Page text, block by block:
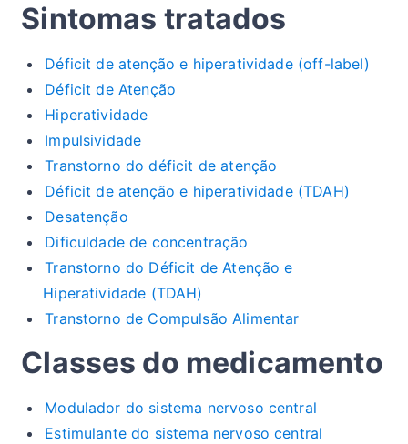
Sintomas tratados
Déficit de atenção e hiperatividade (off-label)
Déficit de Atenção
Hiperatividade
Impulsividade
Transtorno do déficit de atenção
Déficit de atenção e hiperatividade (TDAH)
Desatenção
Dificuldade de concentração
Transtorno do Déficit de Atenção e
Hiperatividade (TDAH)
Transtorno de Compulsão Alimentar
Classes do medicamento
Modulador do sistema nervoso central
Estimulante do sistema nervoso central